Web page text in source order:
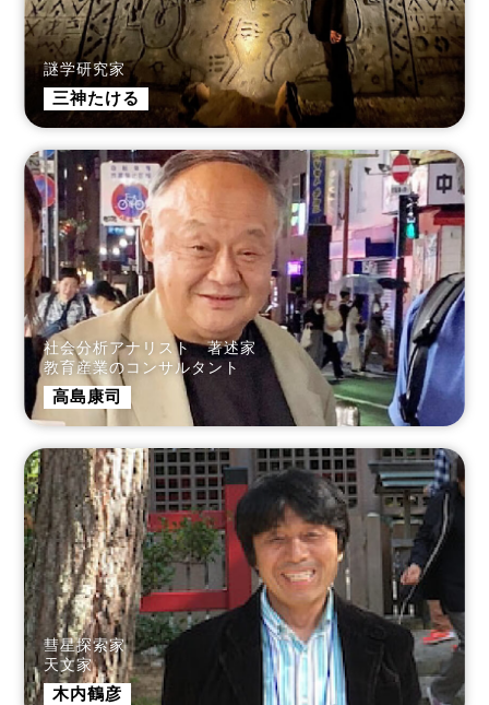
謎学研究家
三神たける
社会分析アナリスト 著述家
教育産業のコンサルタント
高島康司
彗星探索家
天文家
木内鶴彦